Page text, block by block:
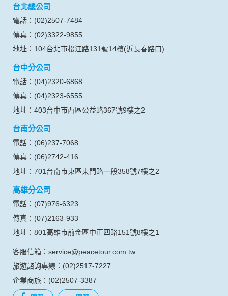
台北總公司
電話：(02)2507-7484
傳真：(02)3322-9855
地址：104台北市松江路131號14樓(近長春路口)
台中分公司
電話：(04)2320-6868
傳真：(04)2323-6555
地址：403台中市西區公益路367號9樓之2
台南分公司
電話：(06)237-7068
傳真：(06)2742-416
地址：701台南市東區東門路一段358號7樓之2
高雄分公司
電話：(07)976-6323
傳真：(07)2163-933
地址：801高雄市前金區中正四路151號8樓之1
客服信箱：service@peacetour.com.tw
旅遊諮詢專線：(02)2517-7227
企業商旅：(02)2507-3387